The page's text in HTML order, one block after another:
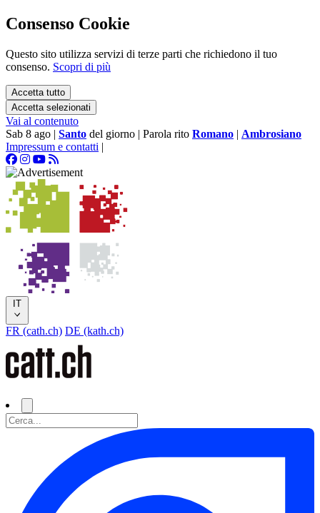
Consenso Cookie
Questo sito utilizza servizi di terze parti che richiedono il tuo
consenso. Scopri di più
Accetta tutto
Accetta selezionati
Vai al contenuto
Sab 8 ago | Santo del giorno | Parola rito Romano | Ambrosiano
Impressum e contatti |
IT
FR (cath.ch) DE (kath.ch)